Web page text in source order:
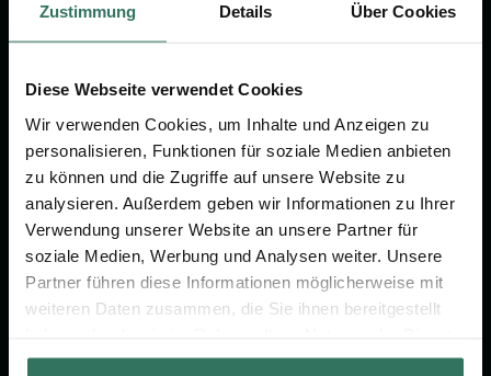
Zustimmung Details Über Cookies
Diese Webseite verwendet Cookies
Wir verwenden Cookies, um Inhalte und Anzeigen zu
personalisieren, Funktionen für soziale Medien anbieten
zu können und die Zugriffe auf unsere Website zu
analysieren. Außerdem geben wir Informationen zu Ihrer
Verwendung unserer Website an unsere Partner für
soziale Medien, Werbung und Analysen weiter. Unsere
Partner führen diese Informationen möglicherweise mit
weiteren Daten zusammen, die Sie ihnen bereitgestellt
gesammelt haben.
Wir sind Ihr Ansprechpartner rund
um das Thema Bestattung &
Jetzt beraten lassen
FÜR SIE
Vergleich
FÜR BESTATTER
Online-Portal